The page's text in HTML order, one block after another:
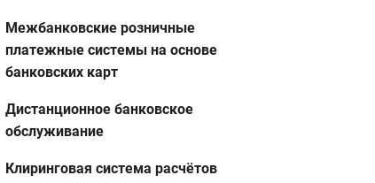
Межбанковские розничные
платежные системы на основе
банковских карт
Дистанционное банковское
обслуживание
Клиринговая система расчётов